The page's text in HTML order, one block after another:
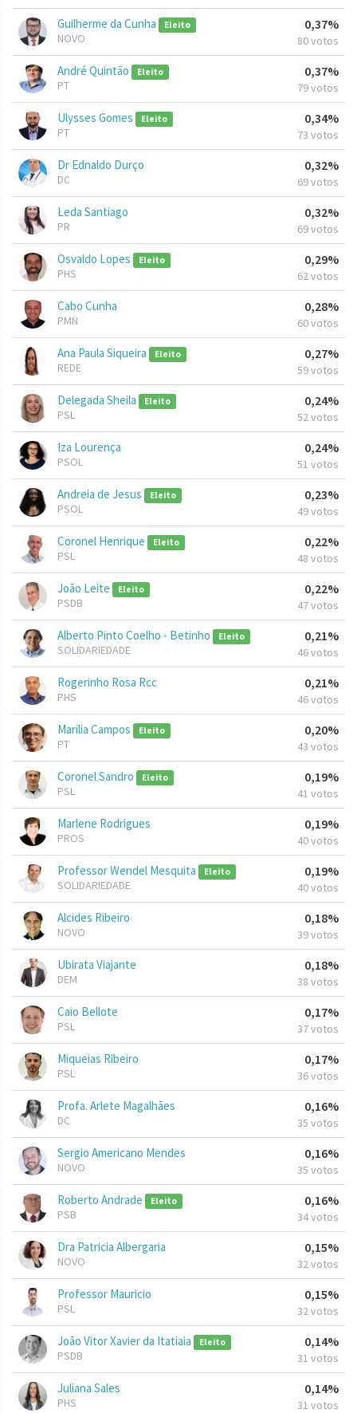
Guilherme da Cunha Eleito
NOVO
0,37%
80 votos
André Quintão Eleito
PT
0,37%
79 votos
Ulysses Gomes Eleito
PT
0,34%
73 votos
Dr Ednaldo Durço
DC
0,32%
69 votos
Leda Santiago
PR
0,32%
69 votos
Osvaldo Lopes Eleito
PHS
0,29%
62 votos
Cabo Cunha
PMN
0,28%
60 votos
Ana Paula Siqueira Eleito
REDE
0,27%
59 votos
Delegada Sheila Eleito
PSL
0,24%
52 votos
Iza Lourença
PSOL
0,24%
51 votos
Andreia de Jesus Eleito
PSOL
0,23%
49 votos
Coronel Henrique Eleito
PSL
0,22%
48 votos
João Leite Eleito
PSDB
0,22%
47 votos
Alberto Pinto Coelho - Betinho Eleito
SOLIDARIEDADE
0,21%
46 votos
Rogerinho Rosa Rcc
PHS
0,21%
46 votos
Marilia Campos Eleito
PT
0,20%
43 votos
Coronel Sandro Eleito
PSL
0,19%
41 votos
Marlene Rodrigues
PROS
0,19%
40 votos
Professor Wendel Mesquita Eleito
SOLIDARIEDADE
0,19%
40 votos
Alcides Ribeiro
NOVO
0,18%
39 votos
Ubirata Viajante
DEM
0,18%
38 votos
Caio Bellote
PSL
0,17%
37 votos
Miqueias Ribeiro
PSL
0,17%
36 votos
Profa. Arlete Magalhães
DC
0,16%
35 votos
Sergio Americano Mendes
NOVO
0,16%
35 votos
Roberto Andrade Eleito
PSB
0,16%
34 votos
Dra Patricia Albergaria
NOVO
0,15%
32 votos
Professor Mauricio
PSL
0,15%
32 votos
João Vitor Xavier da Itatiaia Eleito
PSDB
0,14%
31 votos
Juliana Sales
PHS
0,14%
31 votos